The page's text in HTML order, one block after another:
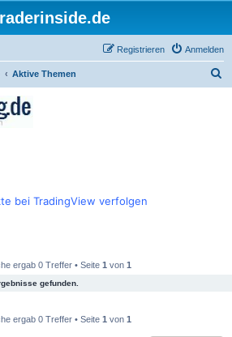
Anmelden
Registrieren
Aktive Themen
bei TradingView verfolgen
ergab 0 Treffer • Seite 1 von 1
gefunden.
ergab 0 Treffer • Seite 1 von 1